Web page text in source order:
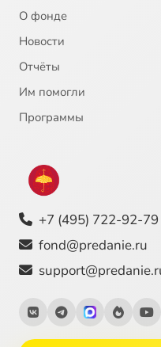
О фонде
Новости
Отчёты
Им помогли
Программы
+7 (495) 722-92-79
fond@predanie.ru